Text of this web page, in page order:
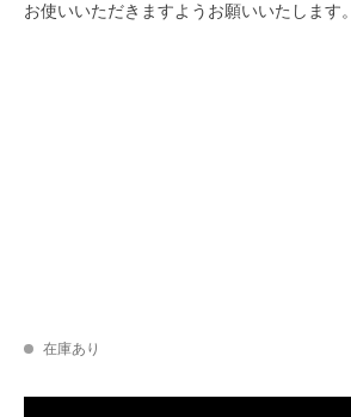
お使いいただきますようお願いいたします。
在庫あり